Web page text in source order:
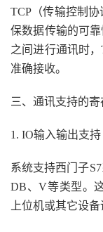
TCP（传输控制
保数据传输的可
之间进行通讯时
准确接收。
三、通讯支持的
1. IO输入输出支持
系统支持西门子
DB、V等类型。
上位机或其它设备